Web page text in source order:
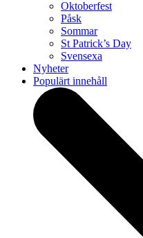
Oktoberfest
Påsk
Sommar
St Patrick’s Day
Svensexa
Nyheter
Populärt innehåll